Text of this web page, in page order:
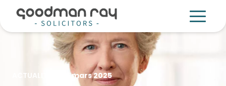
ACTUALITÉS 6 mars 2025